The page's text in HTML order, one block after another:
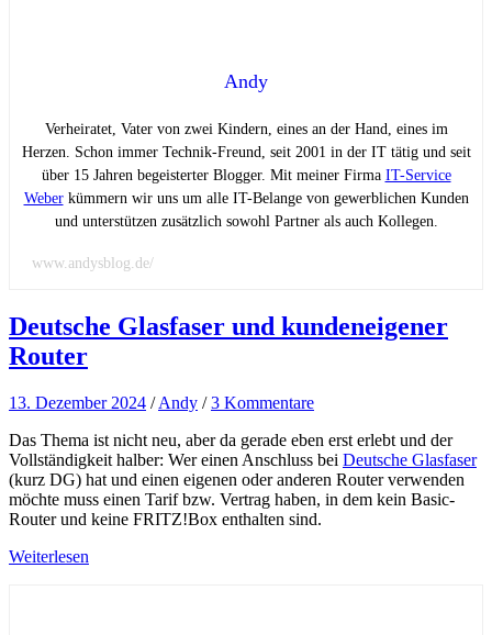
Andy
Verheiratet, Vater von zwei Kindern, eines an der Hand, eines im
Herzen. Schon immer Technik-Freund, seit 2001 in der IT tätig und seit
über 15 Jahren begeisterter Blogger. Mit meiner Firma IT-Service
Weberkümmern wir uns um alle IT-Belange von gewerblichen Kunden
und unterstützen zusätzlich sowohl Partner als auch Kollegen.
www.andysblog.de/
Deutsche Glasfaser und kundeneigener
Router
13. Dezember 2024 /Andy /3 Kommentare
Das Thema ist nicht neu, aber da gerade eben erst erlebt und der
Vollständigkeit halber: Wer einen Anschluss bei Deutsche Glasfaser
(kurz DG) hat und einen eigenen oder anderen Router verwenden
möchte muss einen Tarif bzw. Vertrag haben, in dem kein Basic-
Router und keine FRITZ!Box enthalten sind.
Weiterlesen